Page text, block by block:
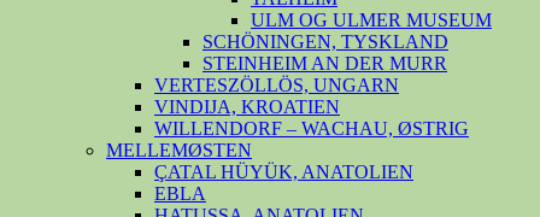
ULM OG ULMER MUSEUM
SCHÖNINGEN, TYSKLAND
STEINHEIM AN DER MURR
VERTESZÖLLÖS, UNGARN
VINDIJA, KROATIEN
WILLENDORF – WACHAU, ØSTRIG
MELLEMØSTEN
ÇATAL HÜYÜK, ANATOLIEN
EBLA